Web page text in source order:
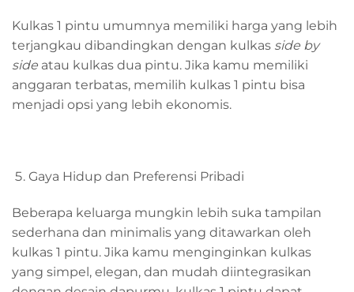
Kulkas 1 pintu umumnya memiliki harga yang lebih
terjangkau dibandingkan dengan kulkas side by
side atau kulkas dua pintu. Jika kamu memiliki
anggaran terbatas, memilih kulkas 1 pintu bisa
menjadi opsi yang lebih ekonomis.
Gaya Hidup dan Preferensi Pribadi
Beberapa keluarga mungkin lebih suka tampilan
sederhana dan minimalis yang ditawarkan oleh
kulkas 1 pintu. Jika kamu menginginkan kulkas
yang simpel, elegan, dan mudah diintegrasikan